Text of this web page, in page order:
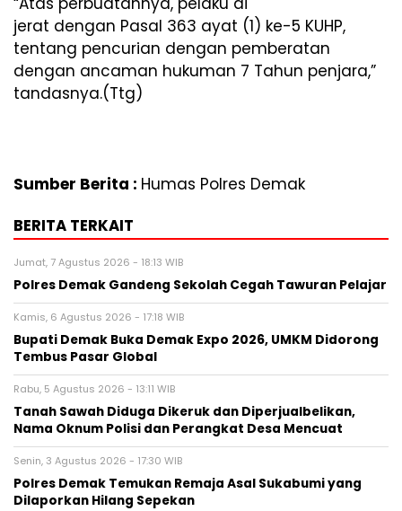
jerat dengan Pasal 363 ayat (1) ke-5 KUHP,
tentang pencurian dengan pemberatan
dengan ancaman hukuman 7 Tahun penjara,”
tandasnya.(Ttg)
Sumber Berita : Humas Polres Demak
BERITA TERKAIT
Jumat, 7 Agustus 2026 - 18:13 WIB
Polres Demak Gandeng Sekolah Cegah Tawuran Pelajar
Kamis, 6 Agustus 2026 - 17:18 WIB
Bupati Demak Buka Demak Expo 2026, UMKM Didorong
Tembus Pasar Global
Rabu, 5 Agustus 2026 - 13:11 WIB
Tanah Sawah Diduga Dikeruk dan Diperjualbelikan,
Nama Oknum Polisi dan Perangkat Desa Mencuat
Senin, 3 Agustus 2026 - 17:30 WIB
Polres Demak Temukan Remaja Asal Sukabumi yang
Dilaporkan Hilang Sepekan